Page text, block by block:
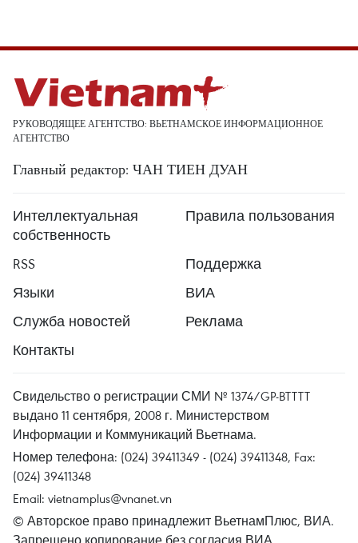
РУКОВОДЯЩЕЕ АГЕНТСТВО: ВЬЕТНАМСКОЕ ИНФОРМАЦИОННОЕ
АГЕНТСТВО
Главный редактор: ЧАН ТИЕН ДУАН
Интеллектуальная
собственность
Правила пользования
RSS
Поддержка
Языки
ВИА
Служба новостей
Реклама
Контакты
Свидельство о регистрации СМИ № 1374/GP-BTTTT
выдано 11 сентября, 2008 г. Министерством
Информации и Коммуникаций Вьетнама.
Номер телефона: (024) 39411349 - (024) 39411348, Fax:
(024) 39411348
Email: vietnamplus@vnanet.vn
© Авторское право принадлежит ВьетнамПлюс, ВИА.
Запрещено копирование без согласия ВИА.